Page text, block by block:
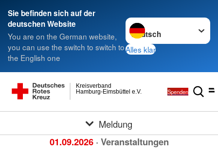
Sie befinden sich auf der
deutschen Website
You are on the German website,
you can use the switch to switch to
the English one
Sprache wechseln zu
Alles klar
Hamburg-Eimsbüttel e.V.
Kreisverband
Spenden
Meldung
01.09.2026 · Veranstaltungen